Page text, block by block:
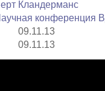
Кландерманс
конференция
09.11.13
09.11.13